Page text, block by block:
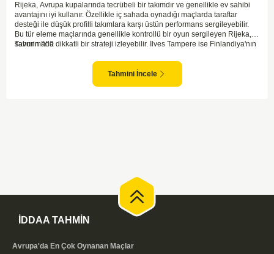
Rijeka, Avrupa kupalarında tecrübeli bir takımdır ve genellikle ev sahibi
avantajını iyi kullanır. Özellikle iç sahada oynadığı maçlarda taraftar
desteği ile düşük profilli takımlara karşı üstün performans sergileyebilir.
Bu tür eleme maçlarında genellikle kontrollü bir oyun sergileyen Rijeka,
savunmada dikkatli bir strateji izleyebilir. Ilves Tampere ise Finlandiya'nın
tecrübesi olmayan bir ekip. Ilves, deplasman maçlarında zaman zaman
zorluklar yaşayabilir ve bu, Rijeka karşısında daha defansif bir strateji
izlemelerine sebep olabilir. Maç sonucunda ev sahibi ekibin avantajlı
Tahmin IY 0
Tahmini İncele
İDDAA TAHMİN
Avrupa'da En Çok Oynanan Maçlar